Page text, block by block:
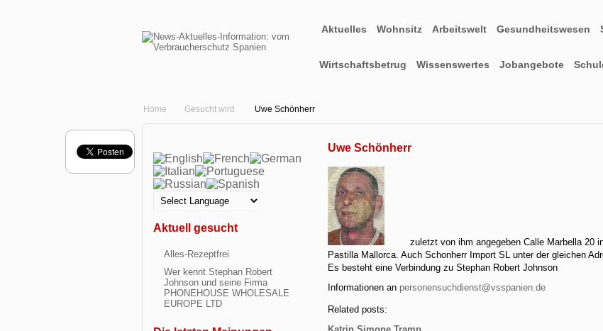
Aktuelles Wohnsitz Arbeitswelt Gesundheitswesen
Wirtschaftsbetrug Wissenswertes Jobangebote
Home Gesucht wird Uwe Schönherr
Aktuell gesucht
Alles-Rezeptfrei
Wer kennt Stephan Robert
Johnson und seine Firma
PHONEHOUSE WHOLESALE
EUROPE LTD
Uwe Schönherr
zuletzt von ihm angegeben Calle Marbella 20
Pastilla Mallorca. Auch Schonherr Import SL unter der gleichen
Es besteht eine Verbindung zu Stephan Robert Johnson
Informationen an personensuchdienst@vsspanien.de
Related posts: